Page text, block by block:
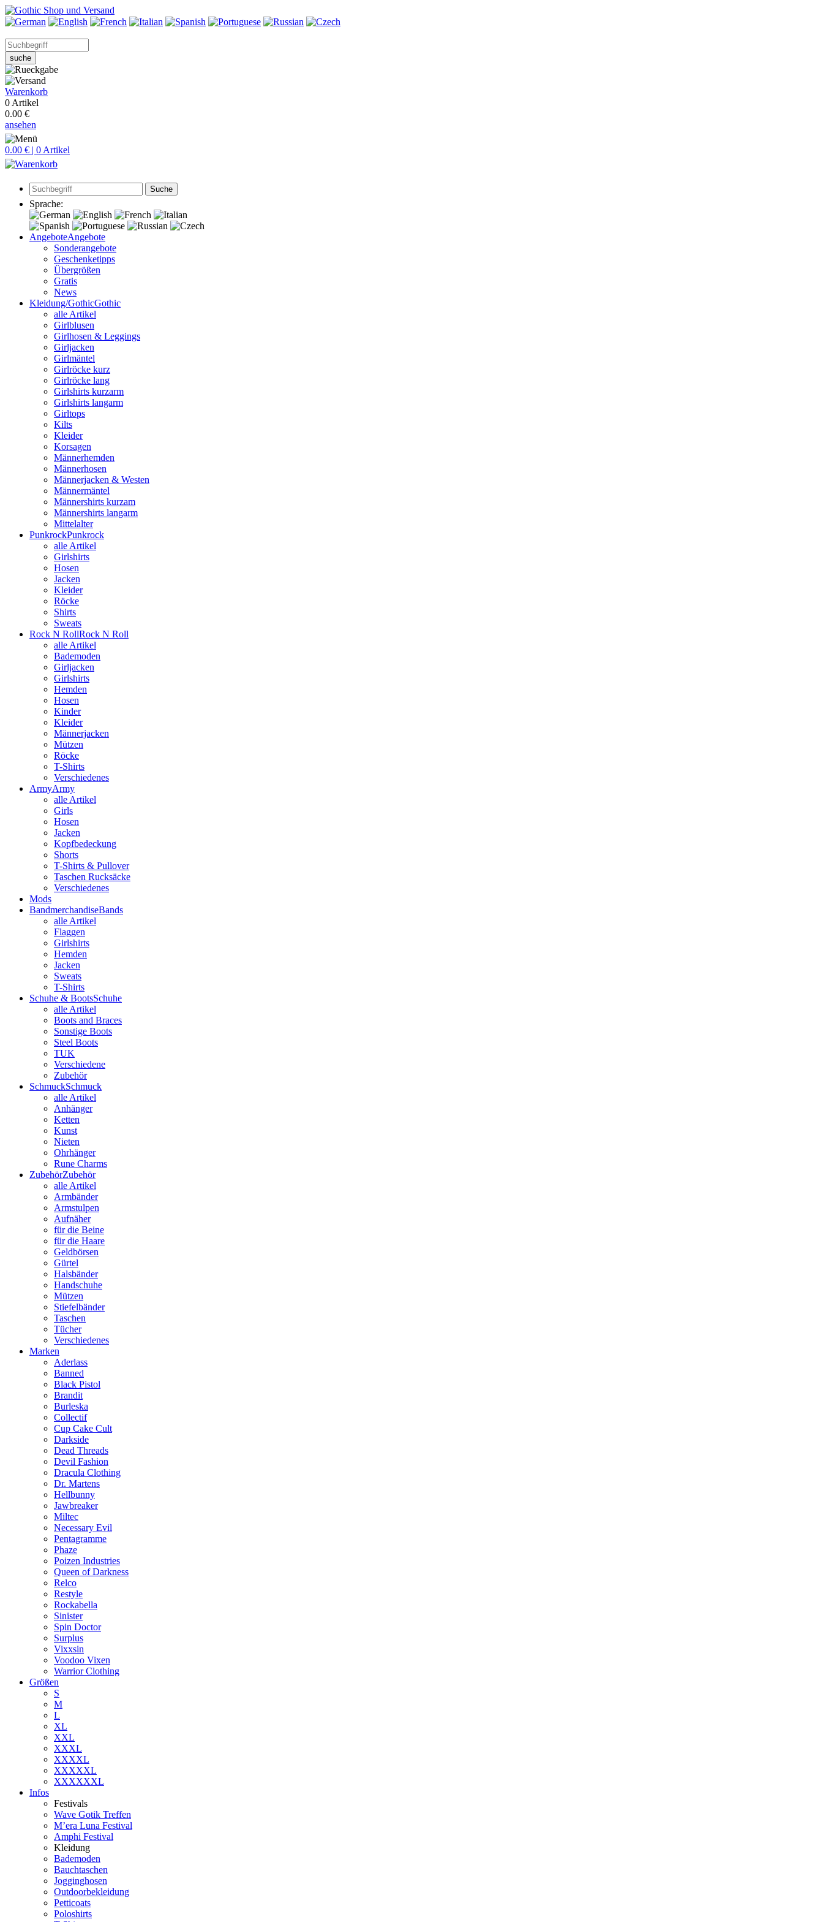
suche
Warenkorb
0 Artikel
0.00 €
ansehen
0.00 € | 0 Artikel
Suche
Sprache:
AngeboteAngebote
Sonderangebote
Geschenketipps
Übergrößen
Gratis
News
Kleidung/GothicGothic
alle Artikel
Girlblusen
Girlhosen & Leggings
Girljacken
Girlmäntel
Girlröcke kurz
Girlröcke lang
Girlshirts kurzarm
Girlshirts langarm
Girltops
Kilts
Kleider
Korsagen
Männerhemden
Männerhosen
Männerjacken & Westen
Männermäntel
Männershirts kurzam
Männershirts langarm
Mittelalter
PunkrockPunkrock
alle Artikel
Girlshirts
Hosen
Jacken
Kleider
Röcke
Shirts
Sweats
Rock N RollRock N Roll
alle Artikel
Bademoden
Girljacken
Girlshirts
Hemden
Hosen
Kinder
Kleider
Männerjacken
Mützen
Röcke
T-Shirts
Verschiedenes
ArmyArmy
alle Artikel
Girls
Hosen
Jacken
Kopfbedeckung
Shorts
T-Shirts & Pullover
Taschen Rucksäcke
Verschiedenes
Mods
BandmerchandiseBands
alle Artikel
Flaggen
Girlshirts
Hemden
Jacken
Sweats
T-Shirts
Schuhe & BootsSchuhe
alle Artikel
Boots and Braces
Sonstige Boots
Steel Boots
TUK
Verschiedene
Zubehör
SchmuckSchmuck
alle Artikel
Anhänger
Ketten
Kunst
Nieten
Ohrhänger
Rune Charms
ZubehörZubehör
alle Artikel
Armbänder
Armstulpen
Aufnäher
für die Beine
für die Haare
Geldbörsen
Gürtel
Halsbänder
Handschuhe
Mützen
Stiefelbänder
Taschen
Tücher
Verschiedenes
Marken
Aderlass
Banned
Black Pistol
Brandit
Burleska
Collectif
Cup Cake Cult
Darkside
Dead Threads
Devil Fashion
Dracula Clothing
Dr. Martens
Hellbunny
Jawbreaker
Miltec
Necessary Evil
Pentagramme
Phaze
Poizen Industries
Queen of Darkness
Relco
Restyle
Rockabella
Sinister
Spin Doctor
Surplus
Vixxsin
Voodoo Vixen
Warrior Clothing
Größen
S
M
L
XL
XXL
XXXL
XXXXL
XXXXXL
XXXXXXL
Infos
Festivals
Wave Gotik Treffen
M’era Luna Festival
Amphi Festival
Kleidung
Bademoden
Bauchtaschen
Jogginghosen
Outdoorbekleidung
Petticoats
Poloshirts